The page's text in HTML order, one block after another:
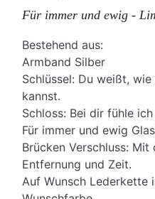
Für immer und ewig -
Bestehend aus:
Armband Silber
Schlüssel: Du weißt,
kannst.
Schloss: Bei dir fühle
Für immer und ewig
Brücken Verschluss:
Entfernung und Zeit.
Auf Wunsch Lederkette